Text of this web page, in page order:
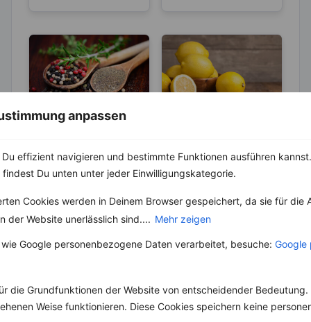
anpassen
effizient navigieren und bestimmte Funktionen ausführen
Du unten unter jeder Einwilligungskategorie.
Cookies werden in Deinem Browser gespeichert, da sie für die
der Website unerlässlich sind.... Mehr zeigen
Google personenbezogene Daten verarbeitet, besuche: Google
die Grundfunktionen der Website von entscheidender Bedeutung.
Weise funktionieren. Diese Cookies speichern keine
Unterschiede
zwischen den
Pfeffers ist die
Dort ist auch das
sauer oder
basisch?
zu 100 % auch schon
den Spruch „Sauer
macht lustig!“